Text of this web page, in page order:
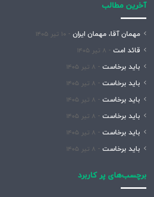
آخرین مطالب
مهمان آقا، مهمان ایران ۱۰ تیر ۱۴۰۵
قائد امت ۸ تیر ۱۴۰۵
باید برخاست ۸ تیر ۱۴۰۵
باید برخاست ۸ تیر ۱۴۰۵
باید برخاست ۸ تیر ۱۴۰۵
باید برخاست ۸ تیر ۱۴۰۵
باید برخاست ۸ تیر ۱۴۰۵
باید برخاست ۸ تیر ۱۴۰۵
برچسب‌های پر کاربرد